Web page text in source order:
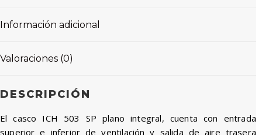
Información adicional
Valoraciones (0)
DESCRIPCIÓN
El casco ICH 503 SP plano integral, cuenta con entrada
superior e inferior de ventilación y salida de aire trasera